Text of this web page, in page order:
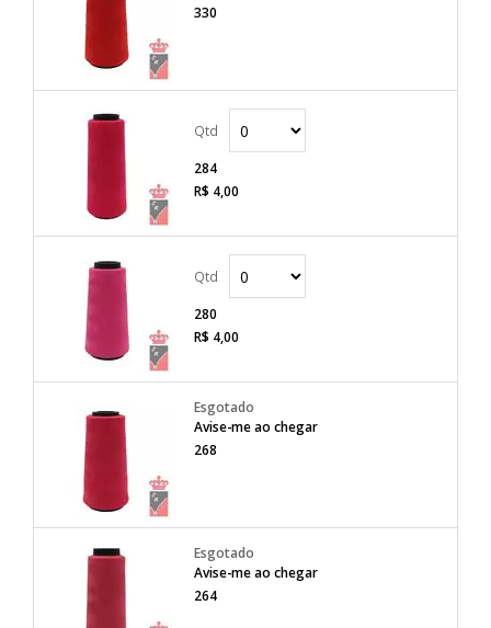
330
284
R$ 4,00
280
R$ 4,00
Avise-me ao chegar
268
Avise-me ao chegar
264